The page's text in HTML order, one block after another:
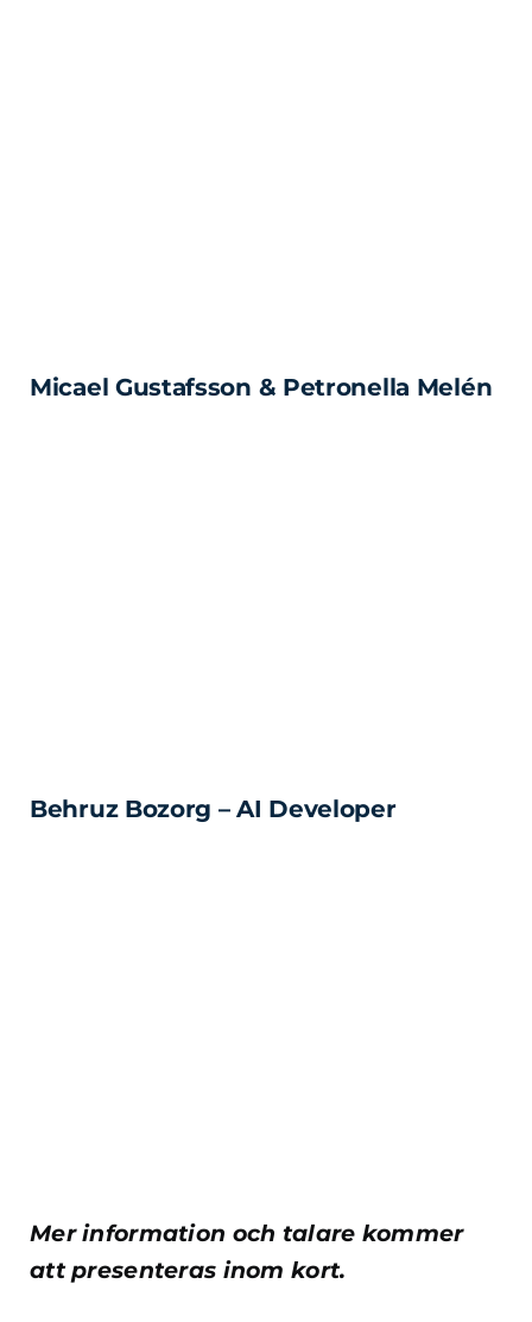
Micael Gustafsson & Petronella Melén
Behruz Bozorg – AI Developer
Mer information och talare kommer
att presenteras inom kort.